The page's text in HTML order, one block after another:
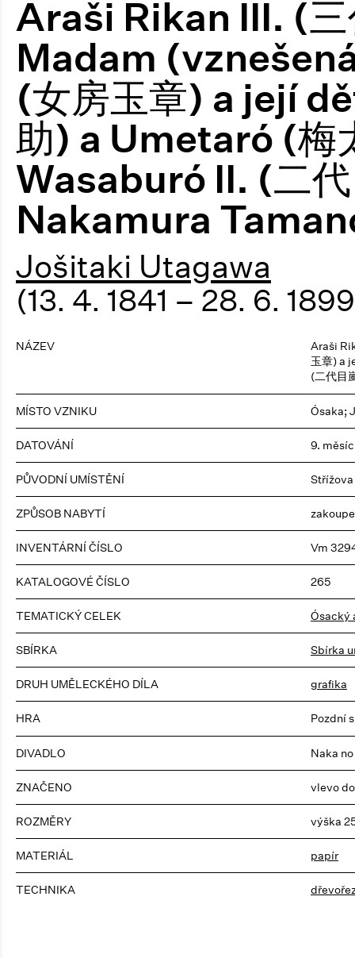
Araši Rikan III. (
Madam
(女房玉章) a její
助) a Umetaró (
Wasaburó II. (二
Nakamura
Jošitaki Utagawa
(13. 4. 1841 – 28. 6.
NÁZEV
Araši
玉章) a
(二代目
MÍSTO VZNIKU Ósaka;
DATOVÁNÍ 9.
PŮVODNÍ UMÍSTĚNÍ
ZPŮSOB NABYTÍ
INVENTÁRNÍ ČÍSLO Vm
KATALOGOVÉ ČÍSLO 265
TEMATICKÝ CELEK Ósacký
SBÍRKA Sbírka
DRUH UMĚLECKÉHO DÍLA grafika
HRA Pozdní
DIVADLO Naka
ZNAČENO vlevo
ROZMĚRY výška
MATERIÁL papír
TECHNIKA